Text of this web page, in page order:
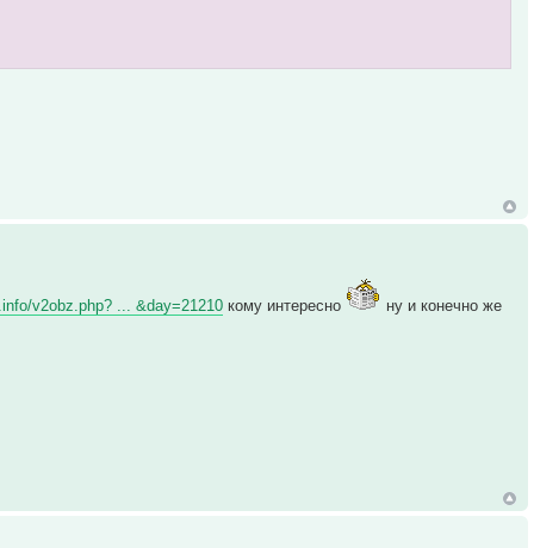
v2obz.php? ... &day=21210 кому интересно ну и конечно же